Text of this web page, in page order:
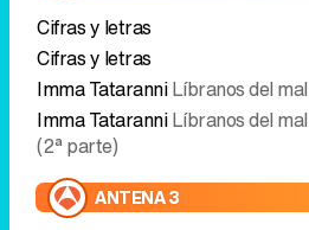
ANTENA 3
El Hormiguero 19 años juntos
Victoria de Marichalar
Renacer
CUATRO